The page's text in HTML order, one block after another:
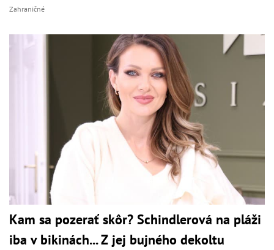
Zahraničné
Kam sa pozerať skôr? Schindlerová na pláži
iba v bikinách... Z jej bujného dekoltu